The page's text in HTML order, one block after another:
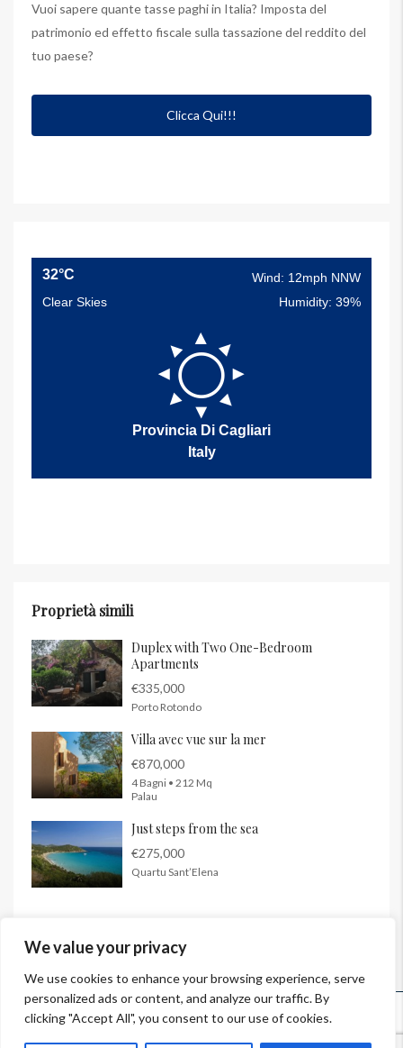
We value your privacy
We use cookies to enhance your browsing experience, serve
personalized ads or content, and analyze our traffic. By
clicking "Accept All", you consent to our use of cookies.
Vuoi sapere quante tasse paghi in Italia? Imposta del
patrimonio ed effetto fiscale sulla tassazione del reddito del
tuo paese?
Clicca Qui!!!
32°C
Wind: 12mph NNW
Clear Skies
Humidity: 39%
Provincia Di Cagliari
Italy
Proprietà simili
Duplex with Two One-Bedroom
Apartments
€335,000
Porto Rotondo
Villa avec vue sur la mer
€870,000
4 Bagni • 212 Mq
Palau
Just steps from the sea
€275,000
Quartu Sant’Elena
© InSardinia 2025- Tous droits réservés